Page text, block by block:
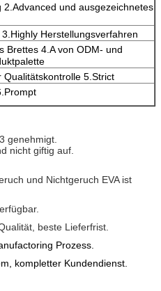
2.Advanced und ausgezeichnetes
Herstellungsverfahren
Brettes 4.A von ODM- und
Qualitätskontrolle 5.Strict
genehmigt.
nicht giftig auf.
und Nichtgeruch EVA ist
beste Lieferfrist.
Prozess.
kompletter Kundendienst.